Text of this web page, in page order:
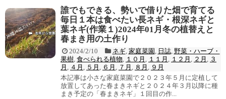
誰でもできる、勢いで借りた畑で育てる
毎日１本は食べたい長ネギ・根深ネギと
葉ネギ(作業１)2024年01月冬の植替えと
春まき用の土作り
2024/2/10 ネギ, 家庭菜園 , 日誌, 野菜・ハーブ・
果樹, 食べられる植物, １０月 , １１月 , １２月 , ２月 , ３
月 , ４月 , ５月 , ６月 , ７月 , ８月 , ９月
本記事は小さな家庭菜園で２０２３年５月に定植して
放置してあった春まきネギと２０２４年３月以降に種
まき予定の「春まきネギ」１回目の作...